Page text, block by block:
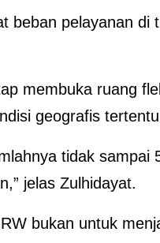
beban pelayanan di
membuka ruang
geografis
tidak
jelas Zulhidayat.
bukan untuk